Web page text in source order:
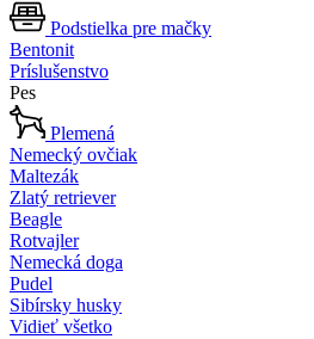
Podstielka pre mačky
Bentonit
Príslušenstvo
Pes
Plemená
Nemecký ovčiak
Maltezák
Zlatý retriever
Beagle
Rotvajler
Nemecká doga
Pudel
Sibírsky husky
Vidieť všetko